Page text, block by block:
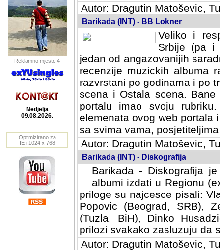
Reklamno mjesto 4
Nedjelja
09.08.2026.
Optimizirano za
IE i 1024 x 768
Autor: Dragutin Matoševic,
Barikada (INT) - BB Lokner
Veliko i
Srbije (pa i
jedan od angazovanijih
recenzije muzickih albuma
razvrstani po godinama i po
scena i Ostala scena.
portalu imao svoju
elemenata ovog web portala
sa svima vama,
Autor: Dragutin Matoševic,
Barikada (INT) - Diskografija
Barikada - Diskografija
albumi izdati u Regionu
priloge su najcesce pisali:
Popovic (Beograd, SRB),
(Tuzla, BiH), Dinko
prilozi svakako zasluzuju da
Autor: Dragutin Matoševic,